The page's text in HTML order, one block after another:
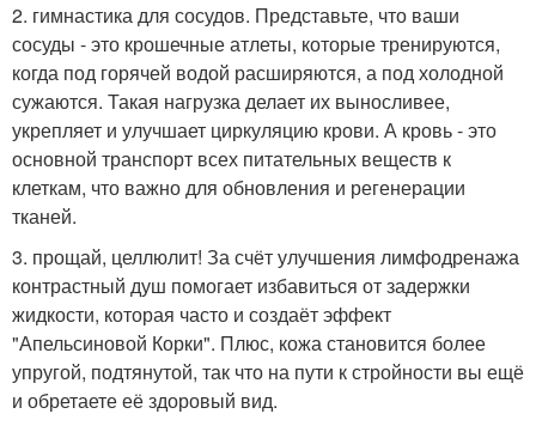
2. гимнастика для сосудов. Представьте, что ваши
сосуды - это крошечные атлеты, которые тренируются,
когда под горячей водой расширяются, а под холодной
сужаются. Такая нагрузка делает их выносливее,
укрепляет и улучшает циркуляцию крови. А кровь - это
основной транспорт всех питательных веществ к
клеткам, что важно для обновления и регенерации
тканей.
3. прощай, целлюлит! За счёт улучшения лимфодренажа
контрастный душ помогает избавиться от задержки
жидкости, которая часто и создаёт эффект
"Апельсиновой Корки". Плюс, кожа становится более
упругой, подтянутой, так что на пути к стройности вы ещё
и обретаете её здоровый вид.